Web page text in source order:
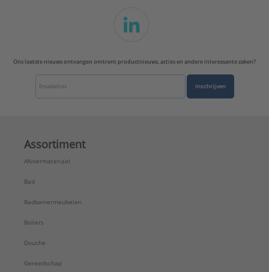
Ons laatste nieuws ontvangen omtrent productnieuws, acties en andere interessante zaken?
Inschrijven
Assortiment
Afvoermateriaal
Bad
Badkamermeubelen
Boilers
Douche
Gereedschap